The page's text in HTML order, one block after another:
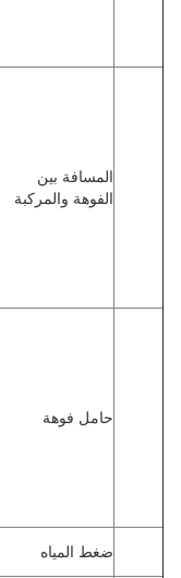
المسافة بين
الفوهة والمركبة
حامل فوهة
ضغط المياه